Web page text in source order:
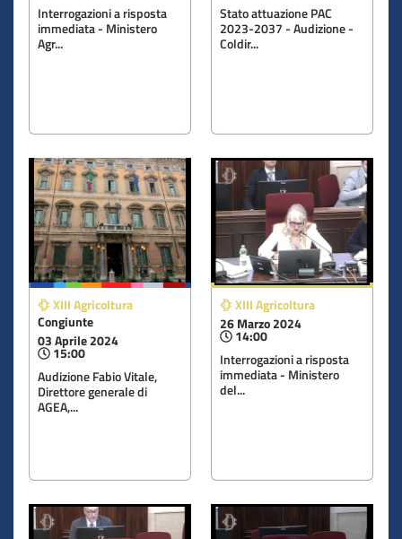
Interrogazioni a risposta
immediata - Ministero
Agr...
Stato attuazione PAC
2023-2037 - Audizione -
Coldir...
XIII Agricoltura
Congiunte
03 Aprile 2024
15:00
Audizione Fabio Vitale,
Direttore generale di
AGEA,...
XIII Agricoltura
26 Marzo 2024
14:00
Interrogazioni a risposta
immediata - Ministero
del...